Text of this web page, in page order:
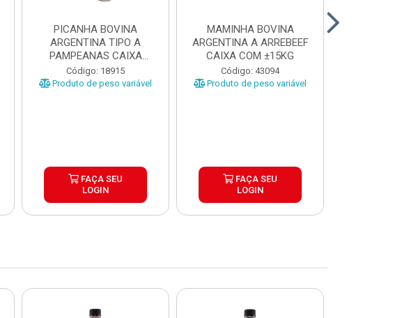
PICANHA BOVINA
ARGENTINA TIPO A
PAMPEANAS CAIXA
±20KG PEÇAS ...
Código: 18915
Produto de peso variável
FAÇA SEU
LOGIN
MAMINHA BOVINA
ARGENTINA A ARREBEEF
CAIXA COM ±15KG
Código: 43094
Produto de peso variável
FAÇA SEU
LOGIN